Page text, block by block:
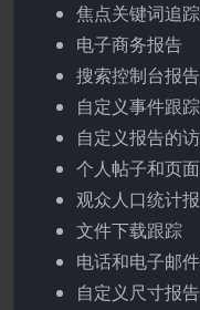
焦点关键词追踪
电子商务报告
搜索控制台报告
自定义事件跟踪
自定义报告的
个人帖子和页
观众人口统计
文件下载跟踪
电话和电子邮
自定义尺寸报告